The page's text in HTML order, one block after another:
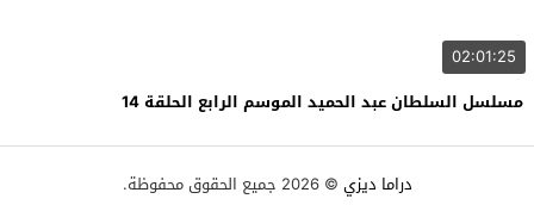
02:01:25
مسلسل السلطان عبد الحميد الموسم الرابع الحلقة 14
دراما ديزي © 2026 جميع الحقوق محفوظة.